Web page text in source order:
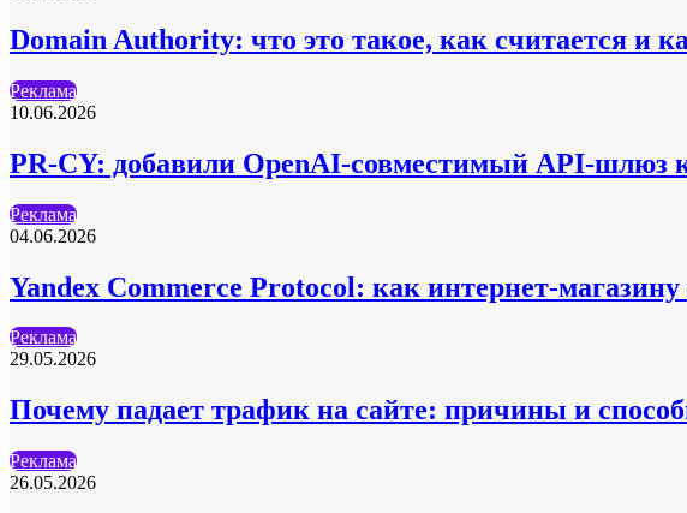
Domain Authority: что это такое, как считается и
Реклама
10.06.2026
PR-CY: добавили OpenAI-совместимый API-шлюз
Реклама
04.06.2026
Yandex Commerce Protocol: как интернет-
Реклама
29.05.2026
Почему падает трафик на сайте: причины и
Реклама
26.05.2026